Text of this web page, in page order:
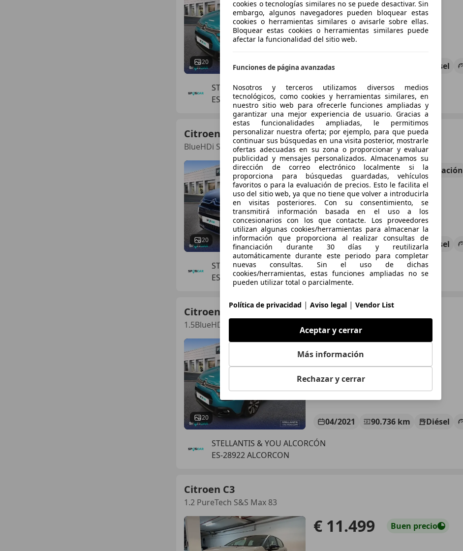
20 04/2021 Diésel
STELLANTIS &YOU MÓSTOLES
ES-28935 MOSTOLES
Citroen C3 Aircross
BlueHDi S&S Feel Pack 110
20
€ 10.490 1 Sincomparación
06/2022 62.423 km Diésel
STELLANTIS &YOU MÓSTOLES
ES-28935 MOSTOLES
Citroen C3
1.5BlueHDi S&S Feel Pack 100
20
€ 8.700
04/2021 90.736 km Diésel
STELLANTIS & YOU ALCORCÓN
ES-28922 ALCORCON
Citroen C3
1.2 PureTech S&S Max 83
€ 11.499 Buen precio
cookies o tecnologías similares no se puede desactivar. Sin
embargo, algunos navegadores pueden bloquear estas
cookies o herramientas similares o avisarle sobre ellas.
Bloquear estas cookies o herramientas similares puede
afectar la funcionalidad del sitio web.
Funciones de página avanzadas
Nosotros y terceros utilizamos diversos medios
tecnológicos, como cookies y herramientas similares, en
nuestro sitio web para ofrecerle funciones ampliadas y
garantizar una mejor experiencia de usuario. Gracias a
estas funcionalidades ampliadas, le permitimos
personalizar nuestra oferta; por ejemplo, para que pueda
continuar sus búsquedas en una visita posterior, mostrarle
ofertas adecuadas en su zona o proporcionar y evaluar
publicidad y mensajes personalizados. Almacenamos su
dirección de correo electrónico localmente si la
proporciona para búsquedas guardadas, vehículos
favoritos o para la evaluación de precios. Esto le facilita el
uso del sitio web, ya que no tiene que volver a introducirla
en visitas posteriores. Con su consentimiento, se
transmitirá información basada en el uso a los
concesionarios con los que contacte. Los proveedores
utilizan algunas cookies/herramientas para almacenar la
información que proporciona al realizar consultas de
financiación durante 30 días y reutilizarla
automáticamente durante este periodo para completar
nuevas consultas. Sin el uso de dichas
cookies/herramientas, estas funciones ampliadas no se
pueden utilizar total o parcialmente.
Política de privacidad | Aviso legal | Vendor List
Aceptar y cerrar
Más información
Rechazar y cerrar